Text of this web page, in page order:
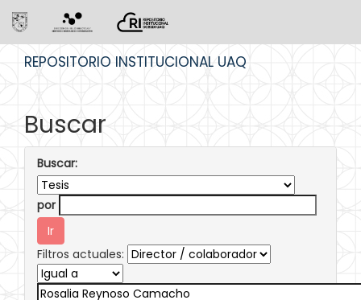
REPOSITORIO INSTITUCIONAL UAQ
Buscar
Buscar:
por
Filtros actuales: